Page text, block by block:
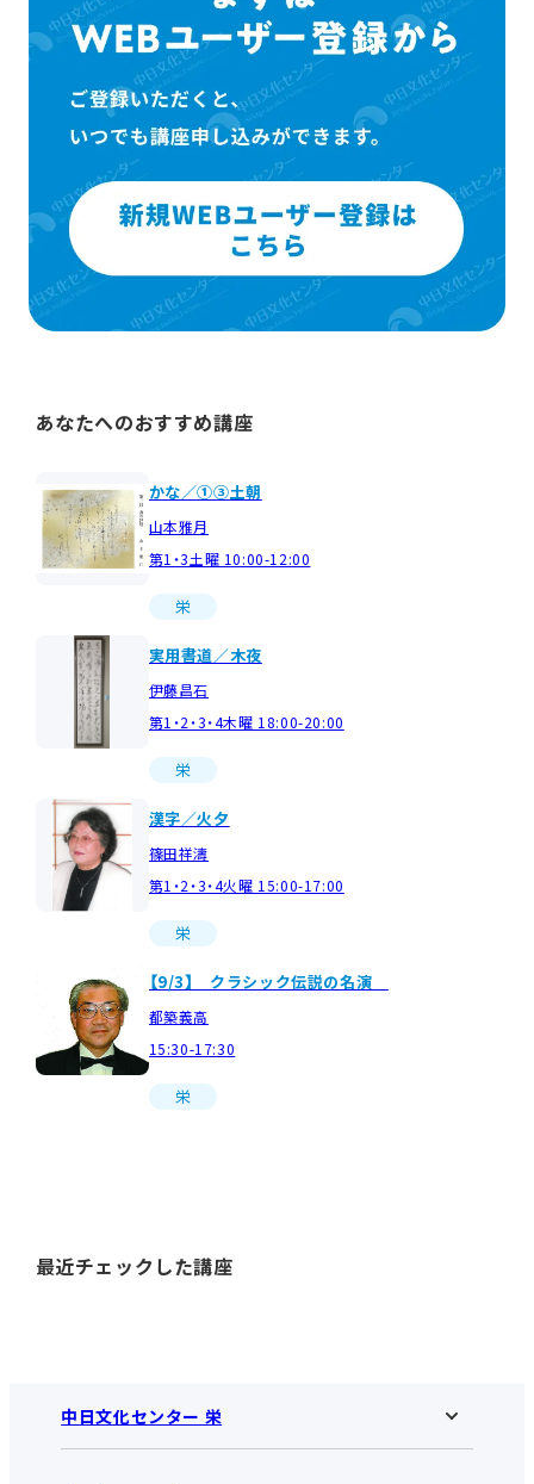
あなたへのおすすめ講座
かな／①③土朝
山本雅月
第1・3土曜 10:00-12:00
栄
実用書道／木夜
伊藤昌石
第1・2・3・4木曜 18:00-20:00
栄
漢字／火夕
篠田祥濤
第1・2・3・4火曜 15:00-17:00
栄
【9/3】 クラシック伝説の名演
都築義高
15:30-17:30
栄
最近チェックした講座
中日文化センター 栄